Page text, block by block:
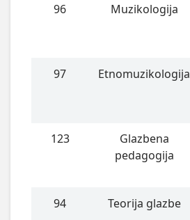
96 Muzikologija
97 Etnomuzikologija
123
Glazbena
pedagogija
94 Teorija glazbe